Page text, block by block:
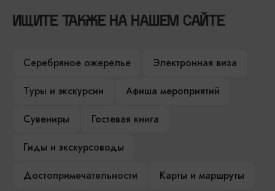
ИЩИТЕ ТАКЖЕ НА НАШЕМ САЙТЕ
Серебряное ожерелье
Электронная виза
Туры и экскурсии
Афиша мероприятий
Сувениры
Гостевая книга
Гиды и экскурсоводы
Достопримечательности
Карты и маршруты